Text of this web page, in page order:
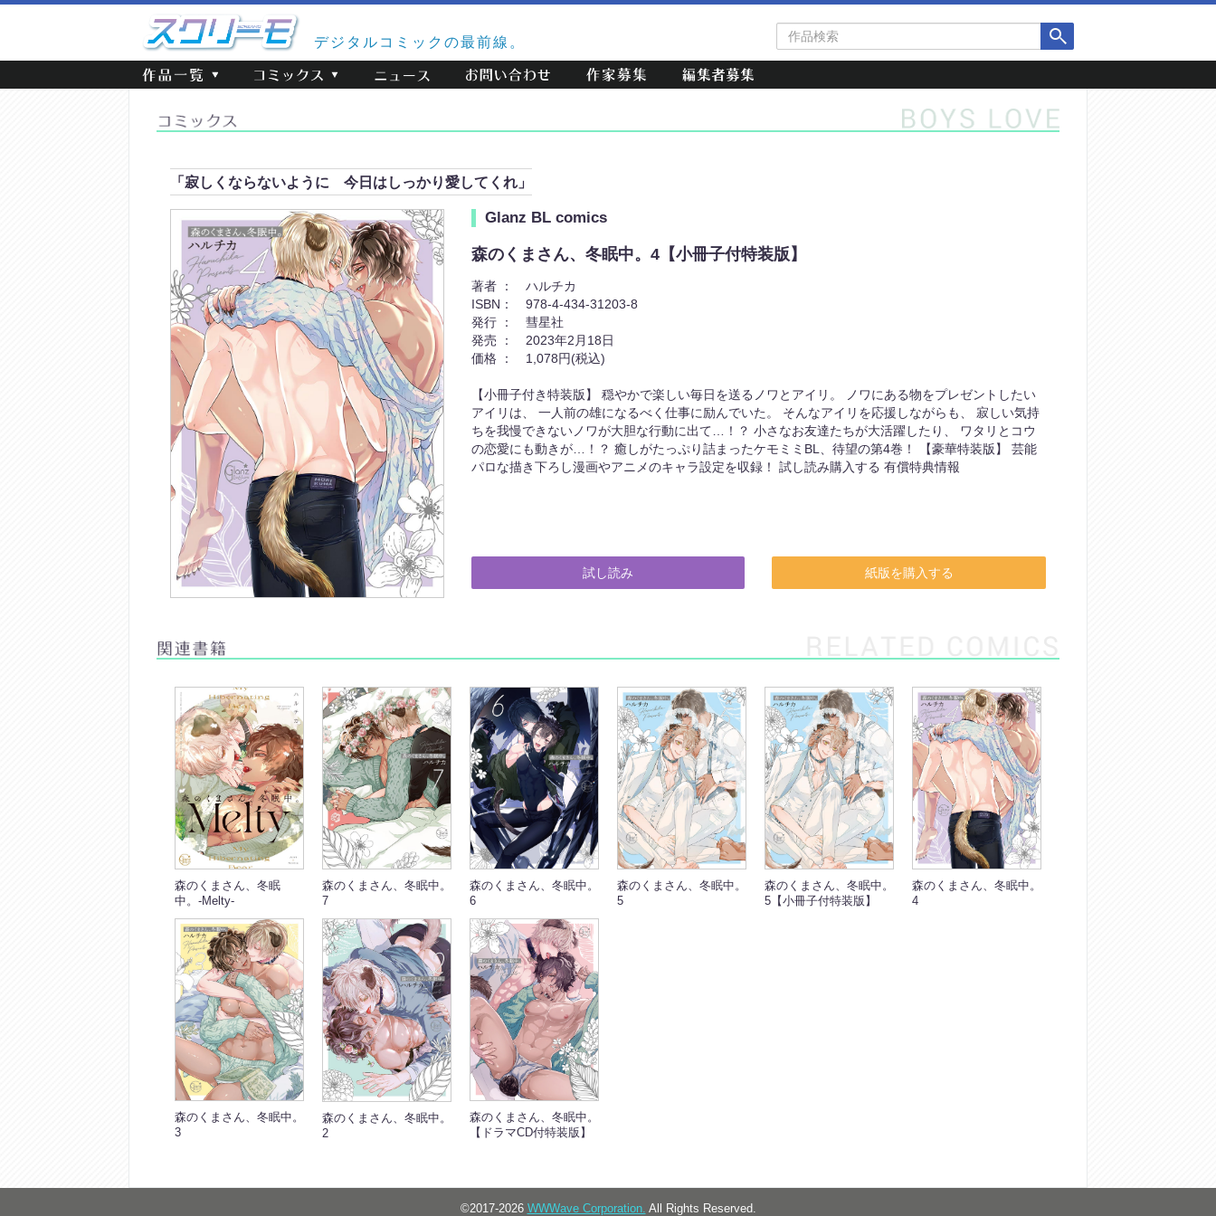
デジタルコミックの最前線。
品
「寂しくならないように 今日はしっかり愛してくれ」
Glanz BL comics
森のくまさん、冬眠中。4【小冊子付特装版】
著者 ：
ハルチカ
ISBN：
978-4-434-31203-8
発行 ：
彗星社
発売 ：
2023年2月18日
価格 ：
1,078円(税込)
【小冊子付き特装版】 穏やかで楽しい毎日を送るノワとアイリ。 ノワにある物をプレゼントしたい
アイリは、 一人前の雄になるべく仕事に励んでいた。 そんなアイリを応援しながらも、 寂しい気持
ちを我慢できないノワが大胆な行動に出て…！？ 小さなお友達たちが大活躍したり、 ワタリとコウ
の恋愛にも動きが…！？ 癒しがたっぷり詰まったケモミミBL、待望の第4巻！ 【豪華特装版】 芸能
パロな描き下ろし漫画やアニメのキャラ設定を収録！ 試し読み購入する 有償特典情報
試し読み 紙版を購入する
森のくまさん、冬眠
中。-Melty-
森のくまさん、冬眠中。
7
森のくまさん、冬眠中。
6
森のくまさん、冬眠中。
5
森のくまさん、冬眠中。
5【小冊子付特装版】
森のくまさん、冬眠中。
4
森のくまさん、冬眠中。
3
森のくまさん、冬眠中。
2
森のくまさん、冬眠中。
【ドラマCD付特装版】
©2017-2026 WWWave Corporation. All Rights Reserved.